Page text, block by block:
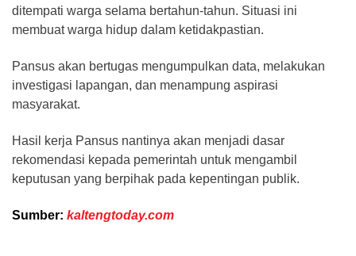
ditempati warga selama bertahun-tahun. Situasi ini
membuat warga hidup dalam ketidakpastian.
Pansus akan bertugas mengumpulkan data, melakukan
investigasi lapangan, dan menampung aspirasi
masyarakat.
Hasil kerja Pansus nantinya akan menjadi dasar
rekomendasi kepada pemerintah untuk mengambil
keputusan yang berpihak pada kepentingan publik.
Sumber: kaltengtoday.com